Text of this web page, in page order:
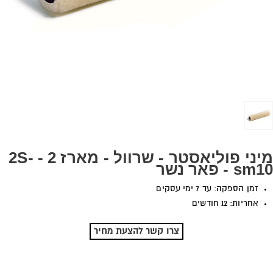
מיני פוליאסטר - שרוול - מארז 2 - 2S-
sm10 - פאר נשר
זמן הספקה: עד 7 ימי עסקים
אחריות: 12 חודשים
צרו קשר להצעת מחיר